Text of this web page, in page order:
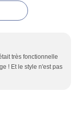
très fonctionnelle
! Et le style n'est pas